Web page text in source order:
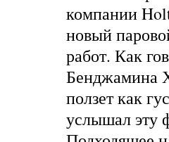
компании
новый
работ. Как
Бенджамина
ползет как
услышал эту